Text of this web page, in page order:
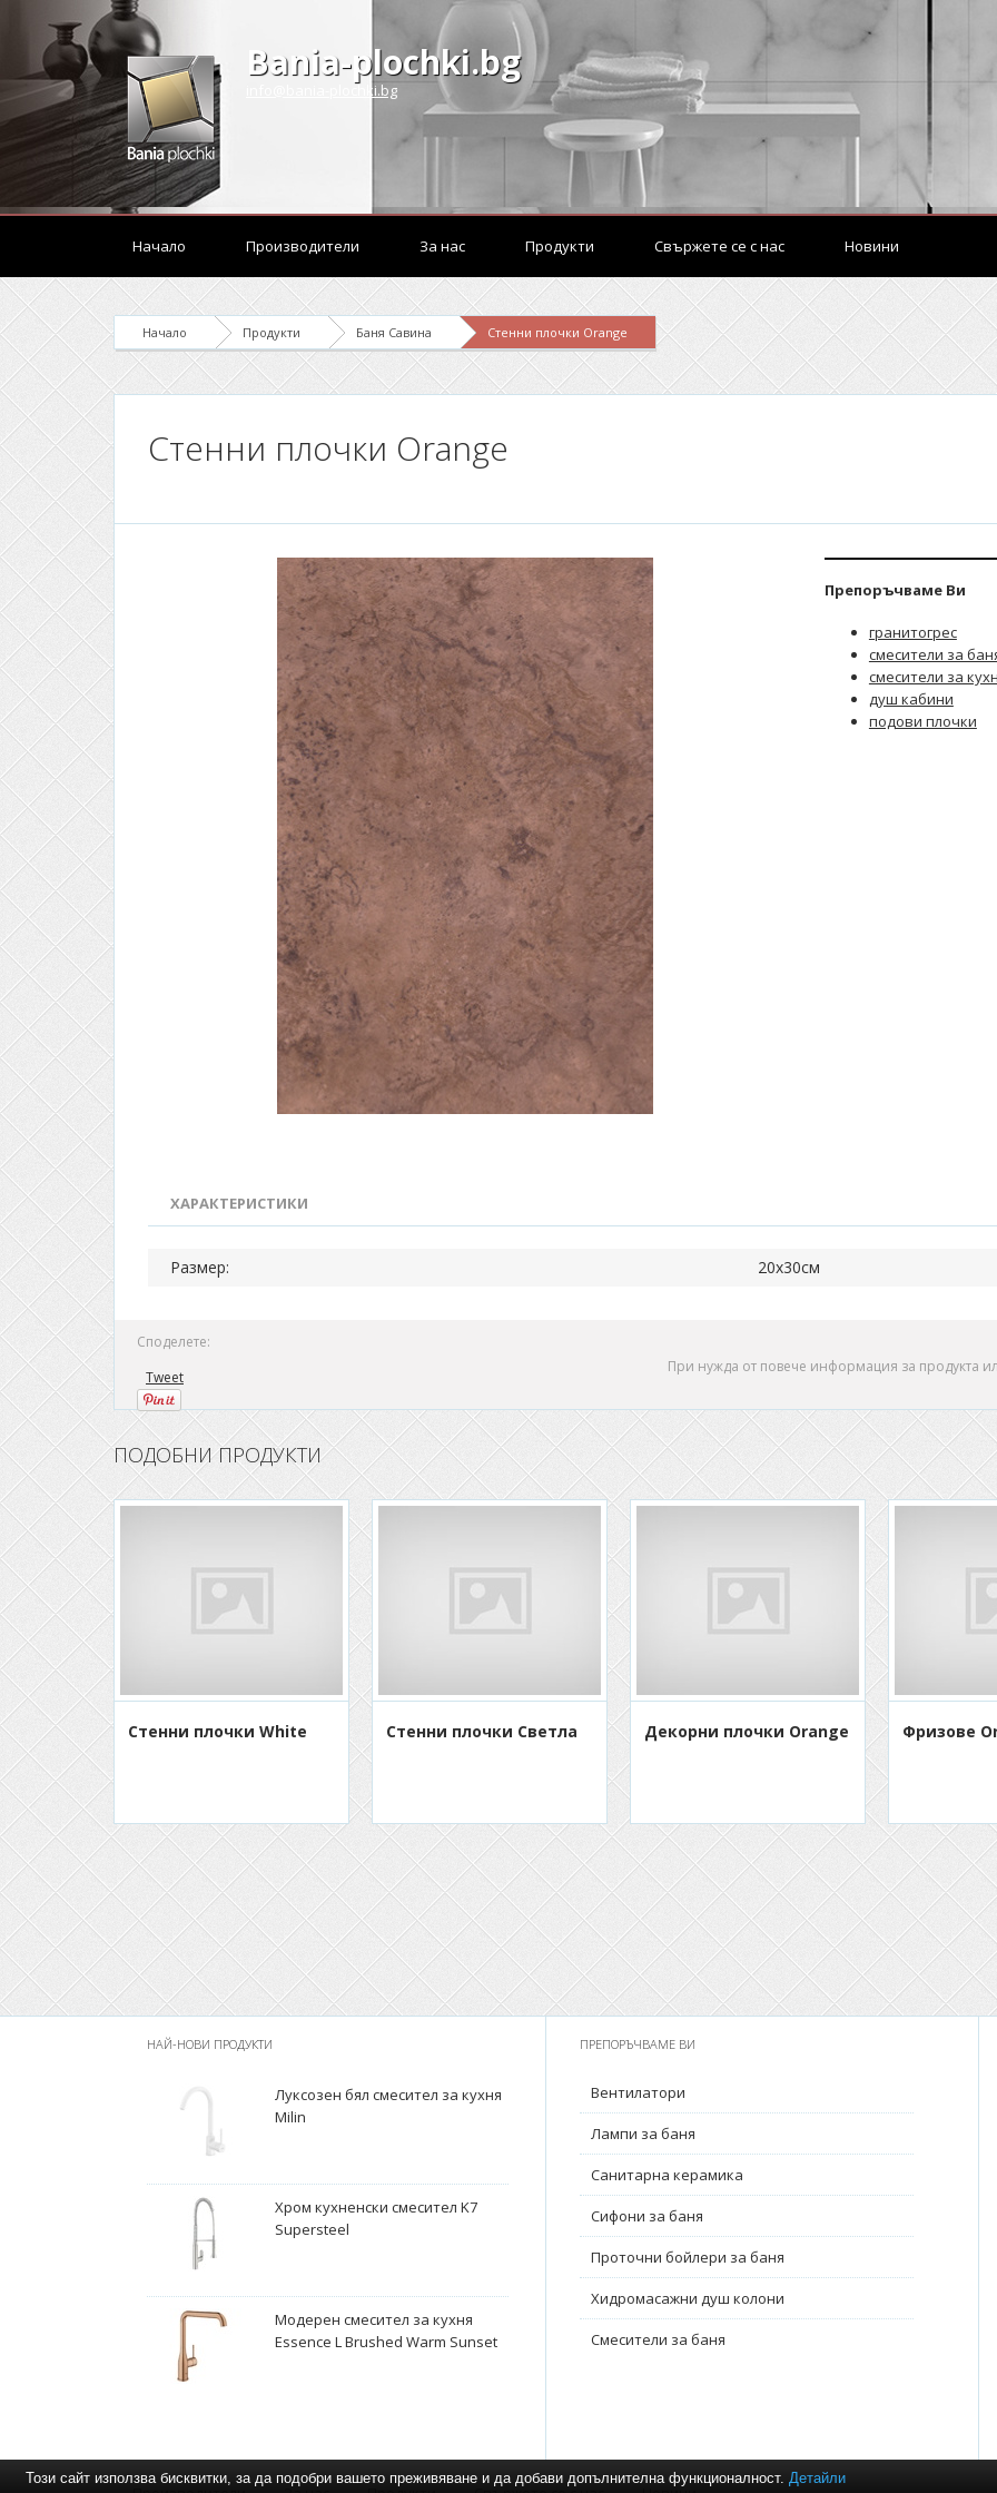
Bania-plochki.bg
info@bania-plochki.bg
Начало Производители За нас Продукти Свържете се с нас Новини
Начало Продукти Баня Савина Стенни плочки Orange
Стенни плочки Orange
Препоръчваме Ви
гранитогрес
смесители за
смесители за
душ кабини
подови плочки
ХАРАКТЕРИСТИКИ
Размер: 20х30см
Споделете:
Tweet
При нужда от повече информация за продукта
ПОДОБНИ ПРОДУКТИ
Стенни плочки White Стенни плочки Светла Декорни плочки Orange Фризове
НАЙ-НОВИ ПРОДУКТИ
Луксозен бял смесител за кухня
Milin
Хром кухненски смесител K7
Supersteel
Модерен смесител за кухня
Essence L Brushed Warm Sunset
ПРЕПОРЪЧВАМЕ ВИ
Вентилатори
Лампи за баня
Санитарна керамика
Сифони за баня
Проточни бойлери за баня
Хидромасажни душ колони
Смесители за баня
Този сайт използва бисквитки, за да подобри вашето преживяване и да добави допълнителна функционалност. Детайли